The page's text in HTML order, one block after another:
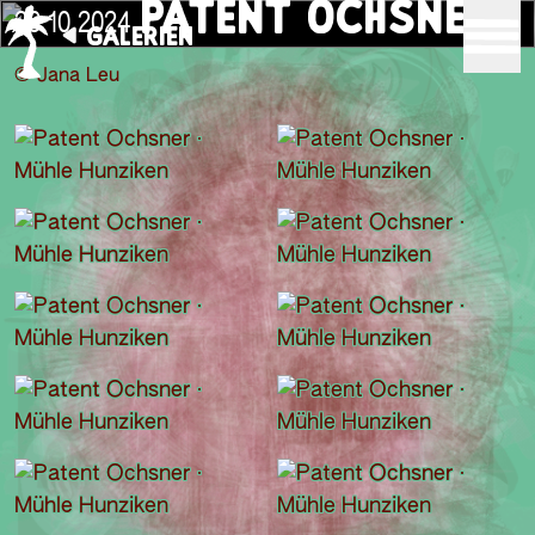
GALERIEN
26.10.2024 PATENT OCHSNER
© Jana Leu